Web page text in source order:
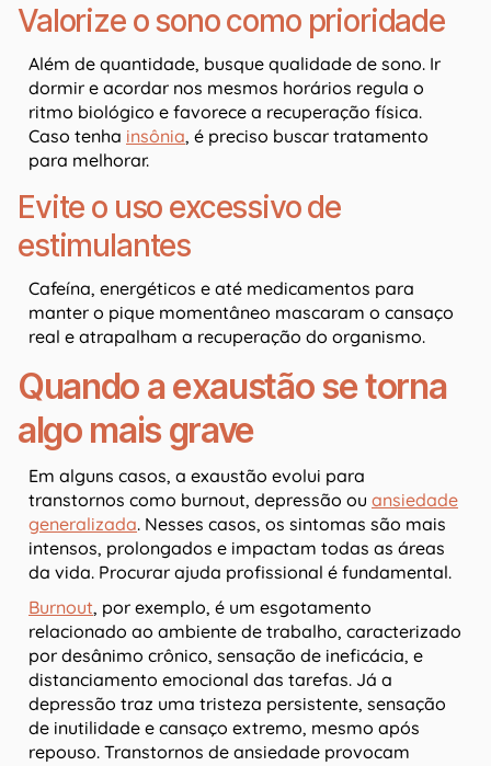
Valorize o sono como prioridade
Além de quantidade, busque qualidade de sono. Ir
dormir e acordar nos mesmos horários regula o
ritmo biológico e favorece a recuperação física.
Caso tenha insônia, é preciso buscar tratamento
para melhorar.
Evite o uso excessivo de
estimulantes
Cafeína, energéticos e até medicamentos para
manter o pique momentâneo mascaram o cansaço
real e atrapalham a recuperação do organismo.
Quando a exaustão se torna
algo mais grave
Em alguns casos, a exaustão evolui para
transtornos como burnout, depressão ou ansiedade
generalizada. Nesses casos, os sintomas são mais
intensos, prolongados e impactam todas as áreas
da vida. Procurar ajuda profissional é fundamental.
Burnout, por exemplo, é um esgotamento
relacionado ao ambiente de trabalho, caracterizado
por desânimo crônico, sensação de ineficácia, e
distanciamento emocional das tarefas. Já a
depressão traz uma tristeza persistente, sensação
de inutilidade e cansaço extremo, mesmo após
repouso. Transtornos de ansiedade provocam